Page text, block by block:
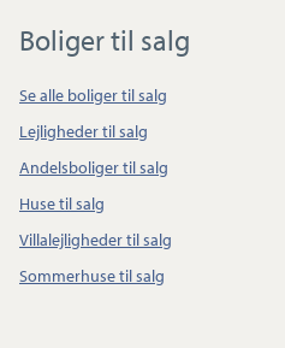
Boliger til salg
Se alle boliger til salg
Lejligheder til salg
Andelsboliger til salg
Huse til salg
Villalejligheder til salg
Sommerhuse til salg